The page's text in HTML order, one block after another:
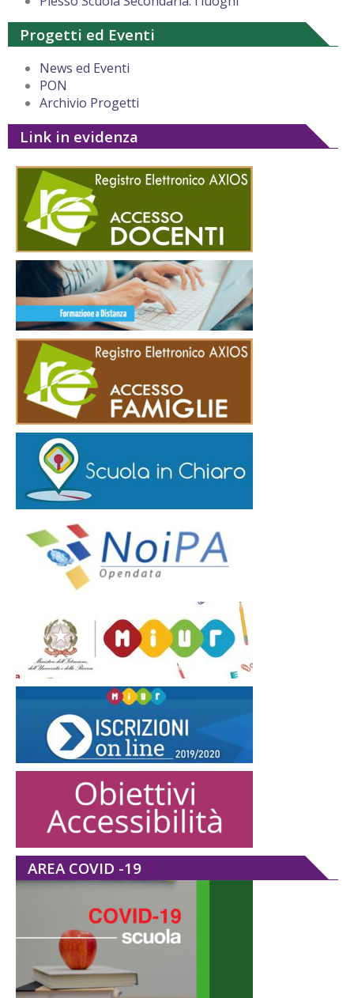
Progetti ed Eventi
News ed Eventi
PON
Archivio Progetti
Link in evidenza
AREA COVID -19